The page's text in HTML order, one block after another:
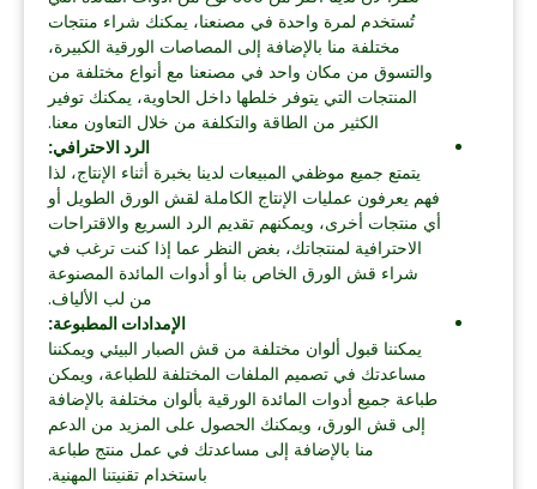
تُستخدم لمرة واحدة في مصنعنا، يمكنك شراء منتجات
مختلفة منا بالإضافة إلى المصاصات الورقية الكبيرة،
والتسوق من مكان واحد في مصنعنا مع أنواع مختلفة من
المنتجات التي يتوفر خلطها داخل الحاوية، يمكنك توفير
الكثير من الطاقة والتكلفة من خلال التعاون معنا.
الرد الاحترافي:
يتمتع جميع موظفي المبيعات لدينا بخبرة أثناء الإنتاج، لذا
فهم يعرفون عمليات الإنتاج الكاملة لقش الورق الطويل أو
أي منتجات أخرى، ويمكنهم تقديم الرد السريع والاقتراحات
الاحترافية لمنتجاتك، بغض النظر عما إذا كنت ترغب في
شراء قش الورق الخاص بنا أو أدوات المائدة المصنوعة
من لب الألياف.
الإمدادات المطبوعة:
يمكننا قبول ألوان مختلفة من قش الصبار البيئي ويمكننا
مساعدتك في تصميم الملفات المختلفة للطباعة، ويمكن
طباعة جميع أدوات المائدة الورقية بألوان مختلفة بالإضافة
إلى قش الورق، ويمكنك الحصول على المزيد من الدعم
منا بالإضافة إلى مساعدتك في عمل منتج طباعة
باستخدام تقنيتنا المهنية.